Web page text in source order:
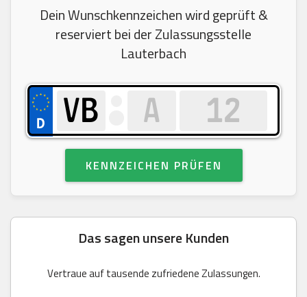
Dein Wunschkennzeichen wird geprüft &
reserviert bei der Zulassungsstelle
Lauterbach
KENNZEICHEN PRÜFEN
Das sagen unsere Kunden
Vertraue auf tausende zufriedene Zulassungen.